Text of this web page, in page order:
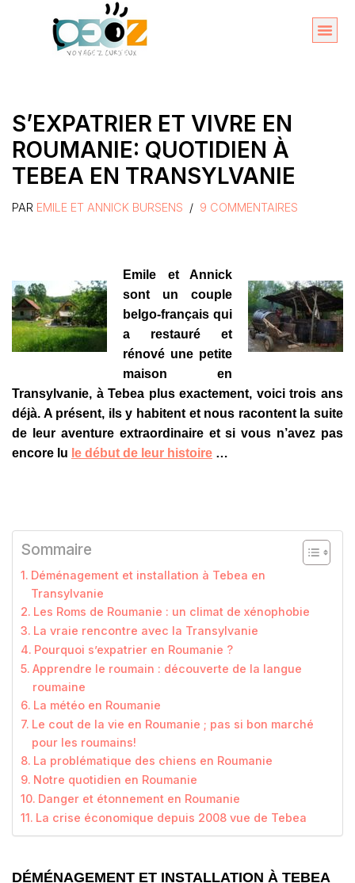
S’EXPATRIER ET VIVRE EN
ROUMANIE: QUOTIDIEN À
TEBEA EN TRANSYLVANIE
PAR EMILE ET ANNICK BURSENS 9 COMMENTAIRES
Emile et Annick
sont un couple
belgo-français qui
a restauré et
rénové une petite
maison en
Transylvanie, à Tebea plus exactement, voici trois ans
déjà. A présent, ils y habitent et nous racontent la suite
de leur aventure extraordinaire et si vous n’avez pas
encore lu le début de leur histoire …
Sommaire
Déménagement et installation à Tebea en
Transylvanie
Les Roms de Roumanie : un climat de xénophobie
La vraie rencontre avec la Transylvanie
Pourquoi s’expatrier en Roumanie ?
Apprendre le roumain : découverte de la langue
roumaine
La météo en Roumanie
Le cout de la vie en Roumanie ; pas si bon marché
pour les roumains!
La problématique des chiens en Roumanie
Notre quotidien en Roumanie
Danger et étonnement en Roumanie
La crise économique depuis 2008 vue de Tebea
DÉMÉNAGEMENT ET INSTALLATION À TEBEA